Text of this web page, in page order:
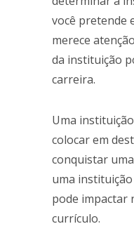
você pretende
merece
da instituição
carreira.
Uma
colocar em
conquistar
uma
pode impactar
currículo.